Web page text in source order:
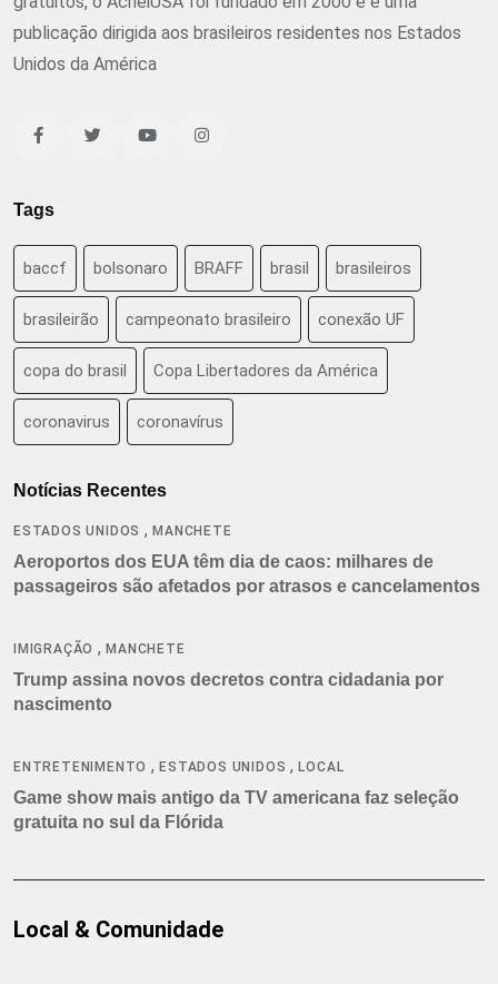
publicação dirigida aos brasileiros residentes nos Estados
Unidos da América
Tags
baccf bolsonaro BRAFF brasil brasileiros
brasileirão campeonato brasileiro conexão UF
copa do brasil Copa Libertadores da América
coronavirus coronavírus
Notícias Recentes
ESTADOS UNIDOS ,MANCHETE
Aeroportos dos EUA têm dia de caos: milhares de
passageiros são afetados por atrasos e cancelamentos
IMIGRAÇÃO ,MANCHETE
Trump assina novos decretos contra cidadania por
nascimento
ENTRETENIMENTO ,ESTADOS UNIDOS ,LOCAL
Game show mais antigo da TV americana faz seleção
gratuita no sul da Flórida
Local & Comunidade